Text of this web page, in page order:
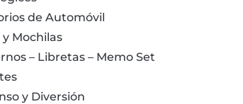
de Automóvil
y Mochilas
– Libretas – Memo Set
y Diversión